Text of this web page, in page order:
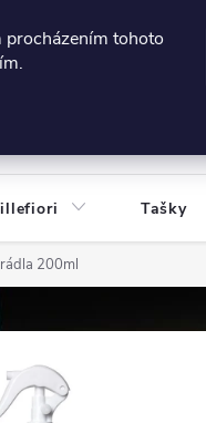
tohoto
606124443
osobních údajů
Tašky
200ml